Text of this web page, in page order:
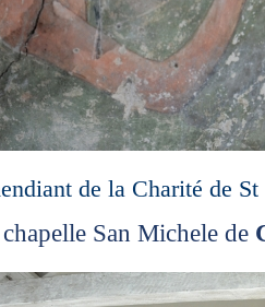
de la Charité de
San Michele de